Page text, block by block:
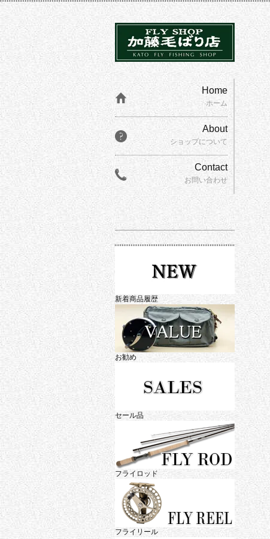
Home
ホーム
About
ショップについて
Contact
お問い合わせ
新着商品履歴
お勧め
セール品
フライロッド
フライリール